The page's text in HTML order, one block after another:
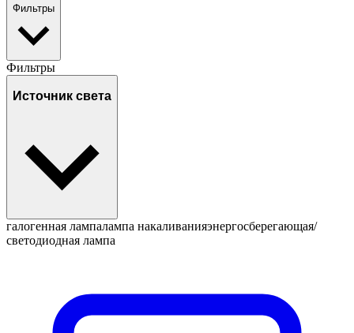
Фильтры
Фильтры
Источник света
галогенная лампалампа накаливанияэнергосберегающая/
светодиодная лампа